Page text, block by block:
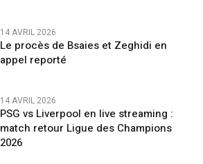
14 AVRIL 2026
Le procès de Bsaies et Zeghidi en
appel reporté
14 AVRIL 2026
PSG vs Liverpool en live streaming :
match retour Ligue des Champions
2026